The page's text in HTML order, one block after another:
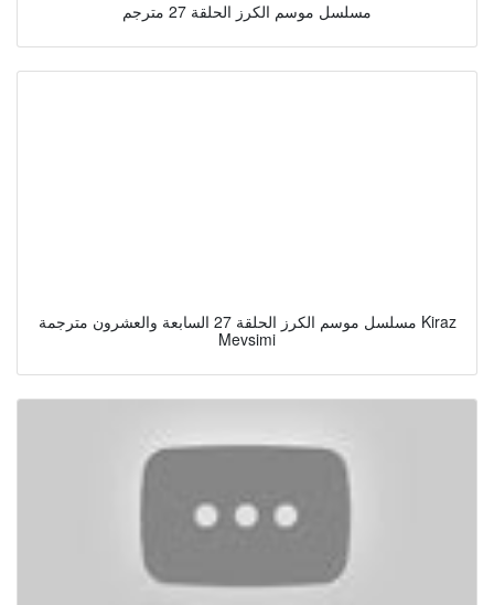
مسلسل موسم الكرز الحلقة 27 مترجم
مسلسل موسم الكرز الحلقة 27 السابعة والعشرون مترجمة Kiraz
Mevsimi